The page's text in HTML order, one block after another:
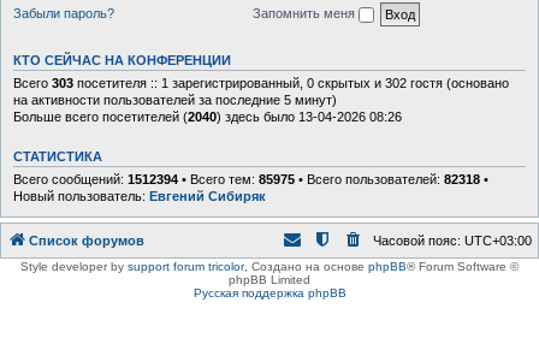
Забыли пароль? Запомнить меня
КТО СЕЙЧАС НА КОНФЕРЕНЦИИ
Всего 303 посетителя :: 1 зарегистрированный, 0 скрытых и 302 гостя (основано
на активности пользователей за последние 5 минут)
Больше всего посетителей (2040) здесь было 13-04-2026 08:26
СТАТИСТИКА
Всего сообщений: 1512394 • Всего тем: 85975 • Всего пользователей: 82318 •
Новый пользователь: Евгений Сибиряк
Список форумов Часовой пояс: UTC+03:00
Style developer by support forum tricolor, Создано на основе phpBB® Forum Software ©
phpBB Limited
Русская поддержка phpBB